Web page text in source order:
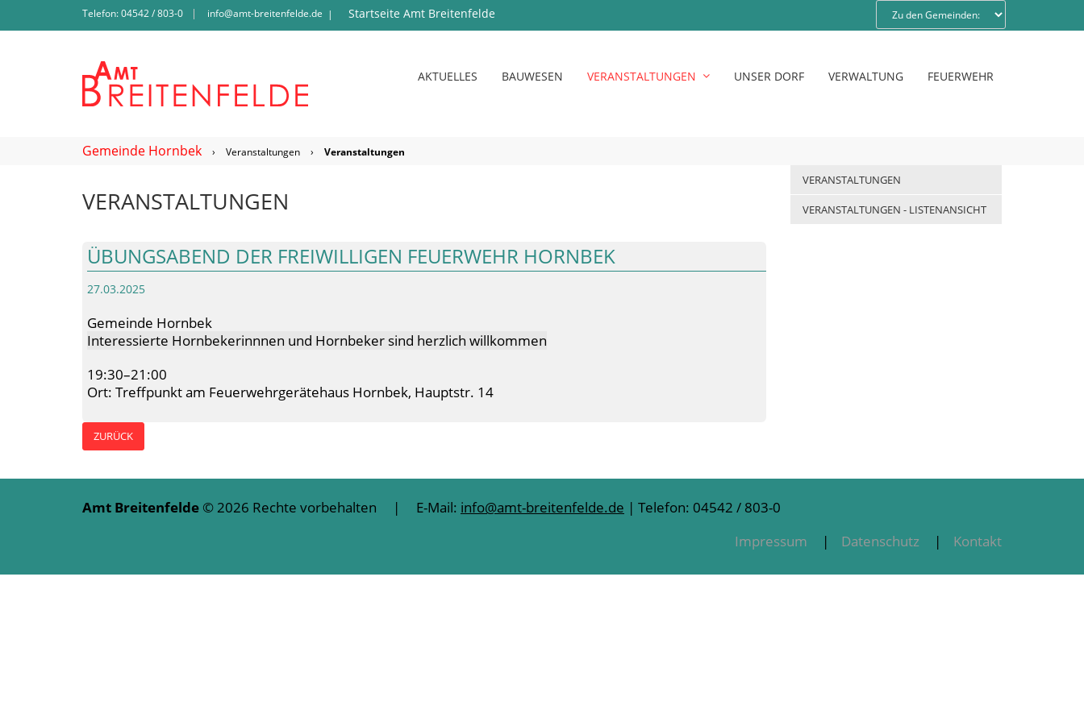
Telefon: 04542 / 803-0 info@amt-breitenfelde.de | Startseite Amt Breitenfelde
AKTUELLES BAUWESEN VERANSTALTUNGEN UNSER DORF VERWALTUNG FEUERWEHR
Gemeinde Hornbek › Veranstaltungen › Veranstaltungen
VERANSTALTUNGEN
ÜBUNGSABEND DER FREIWILLIGEN FEUERWEHR HORNBEK
27.03.2025
Gemeinde Hornbek
Interessierte Hornbekerinnnen und Hornbeker sind herzlich willkommen
19:30–21:00
Ort: Treffpunkt am Feuerwehrgerätehaus Hornbek, Hauptstr. 14
ZURÜCK
VERANSTALTUNGEN
VERANSTALTUNGEN - LISTENANSICHT
Amt Breitenfelde © 2026 Rechte vorbehalten | E-Mail: info@amt-breitenfelde.de | Telefon: 04542 / 803-0
Impressum
Datenschutz Kontakt